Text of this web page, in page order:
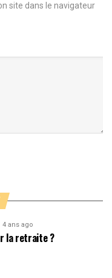
site dans le navigateur
4 ans ago
la retraite ?